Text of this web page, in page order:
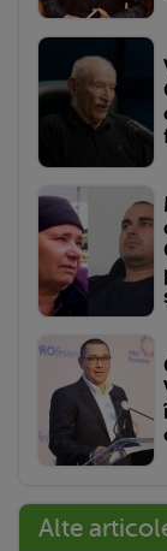
Alte